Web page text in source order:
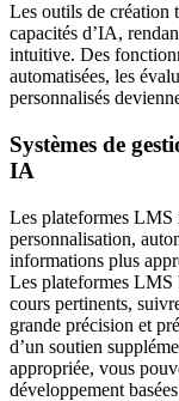
Les outils de création
capacités d’IA,
intuitive. Des
automatisées, les
personnalisés
Systèmes de
IA
Les plateformes LMS
personnalisation,
informations plus
Les plateformes LMS
cours pertinents,
grande précision et
d’un soutien
appropriée, vous
développement